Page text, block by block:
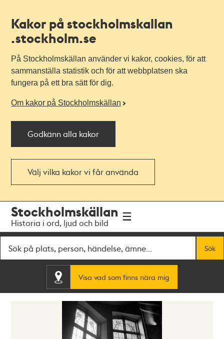
Kakor på stockholmskallan
.stockholm.se
På Stockholmskällan använder vi kakor, cookies, för att
sammanställa statistik och för att webbplatsen ska
fungera på ett bra sätt för dig.
Om kakor på Stockholmskällan
Godkänn alla kakor
Välj vilka kakor vi får använda
navigationen
huvudinnehållet
Stockholmskällan
Historia i ord, ljud och bild
Sök
Visa vad som finns nära mig